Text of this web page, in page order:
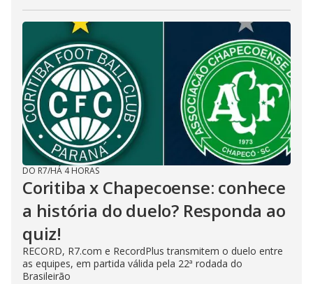
DO R7/HÁ 4 HORAS
Coritiba x Chapecoense: conhece
a história do duelo? Responda ao
quiz!
RECORD, R7.com e RecordPlus transmitem o duelo entre
as equipes, em partida válida pela 22ª rodada do
Brasileirão